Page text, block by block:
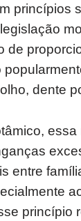
princípios
de
dente
essa
entre
princípio